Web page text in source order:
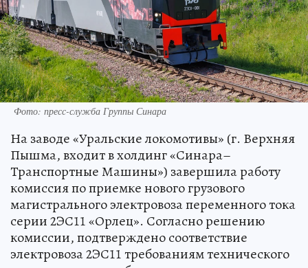
Фото: пресс-служба Группы Синара
На заводе «Уральские локомотивы» (г. Верхняя
Пышма, входит в холдинг «Синара–
Транспортные Машины») завершила работу
комиссия по приемке нового грузового
магистрального электровоза переменного тока
серии 2ЭС11 «Орлец». Согласно решению
комиссии, подтверждено соответствие
электровоза 2ЭС11 требованиям технического